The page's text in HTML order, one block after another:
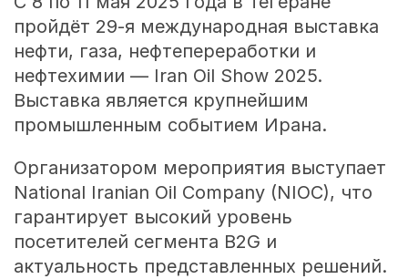
пройдёт 29-я международная выставка
нефти, газа, нефтепереработки и
нефтехимии — Iran Oil Show 2025.
Выставка является крупнейшим
промышленным событием Ирана.
Организатором мероприятия выступает
National Iranian Oil Company (NIOC), что
гарантирует высокий уровень
посетителей сегмента B2G и
актуальность представленных решений.